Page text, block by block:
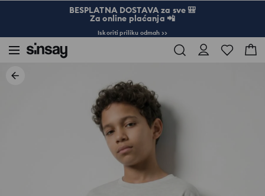
BESPLATNA DOSTAVA za sve 🎒
Za online plaćanja 📲
Iskoriti priliku odmah >>